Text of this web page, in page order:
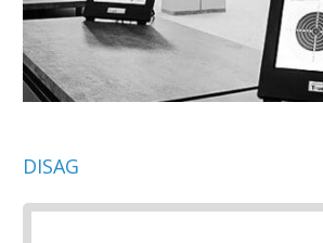
DISAG